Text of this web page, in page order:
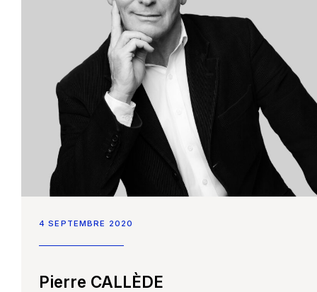
4 SEPTEMBRE 2020
Pierre CALLÈDE